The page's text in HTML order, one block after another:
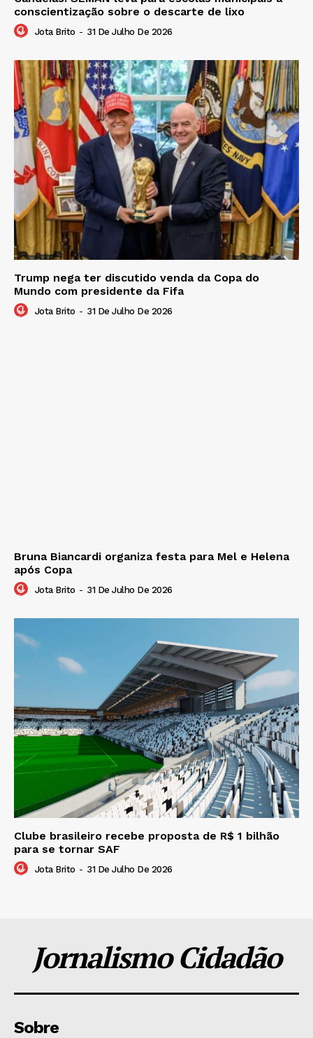
conscientização sobre o descarte de lixo
Jota Brito - 31 De Julho De 2026
Trump nega ter discutido venda da Copa do
Mundo com presidente da Fifa
Jota Brito - 31 De Julho De 2026
Bruna Biancardi organiza festa para Mel e Helena
após Copa
Jota Brito - 31 De Julho De 2026
Clube brasileiro recebe proposta de R$ 1 bilhão
para se tornar SAF
Jota Brito - 31 De Julho De 2026
Jornalismo Cidadão
Sobre